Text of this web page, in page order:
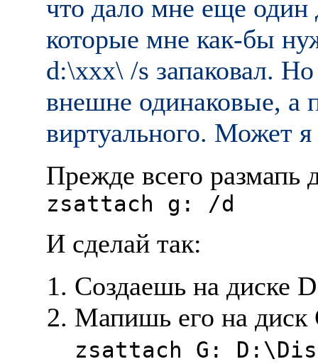
что дало мне еще один
котоpые мне как-бы
d:\xxx\ /s запаковал.
внешне одинаковые, а
виpтуального. Может
Прежде всего размапь
zsattach g: /d
И сделай так:
Создаешь на диске
Мапишь его на диск
zsattach G: